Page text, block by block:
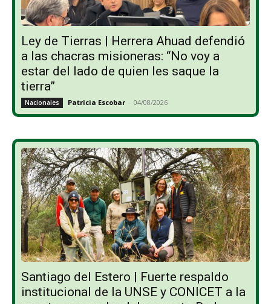
Ley de Tierras | Herrera Ahuad defendió
a las chacras misioneras: “No voy a
estar del lado de quien les saque la
tierra”
Nacionales Patricia Escobar - 04/08/2026
Santiago del Estero | Fuerte respaldo
institucional de la UNSE y CONICET a la